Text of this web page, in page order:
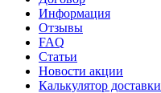
Информация
Отзывы
FAQ
Статьи
Новости акции
Калькулятор доставки